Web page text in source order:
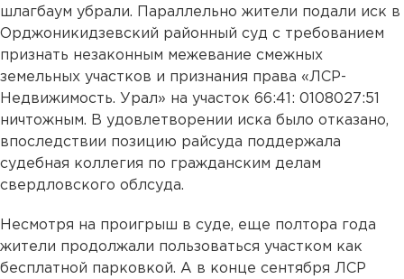
шлагбаум убрали. Параллельно жители подали иск в
Орджоникидзевский районный суд с требованием
признать незаконным межевание смежных
земельных участков и признания права «ЛСР-
Недвижимость. Урал» на участок 66:41: 0108027:51
ничтожным. В удовлетворении иска было отказано,
впоследствии позицию райсуда поддержала
судебная коллегия по гражданским делам
свердловского облсуда.
Несмотря на проигрыш в суде, еще полтора года
жители продолжали пользоваться участком как
бесплатной парковкой. А в конце сентября ЛСР